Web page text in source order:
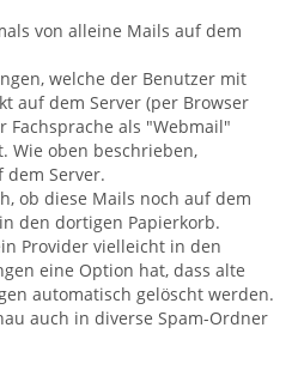
von alleine Mails auf dem
welche der Benutzer mit
auf dem Server (per Browser
Fachsprache als "Webmail"
Wie oben beschrieben,
Server.
ob diese Mails noch auf dem
den dortigen Papierkorb.
Provider vielleicht in den
eine Option hat, dass alte
automatisch gelöscht werden.
auch in diverse Spam-Ordner